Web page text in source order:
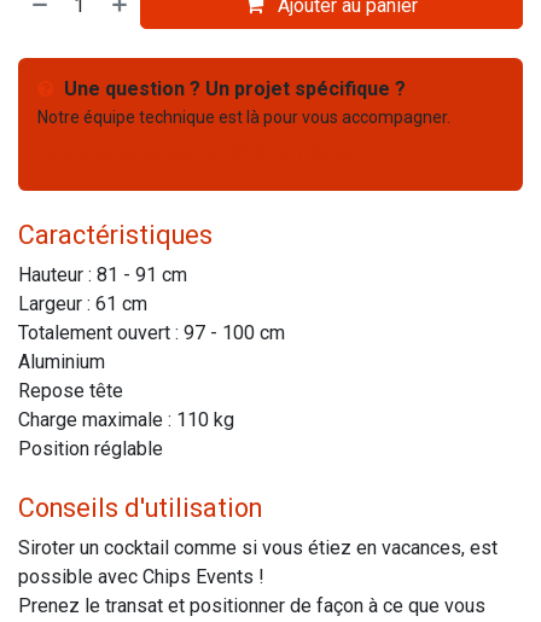
Ajouter au panier
Une question ? Un projet spécifique ?
Notre équipe technique est là pour vous accompagner.
Caractéristiques
Hauteur : 81 - 91 cm
Largeur : 61 cm
Totalement ouvert : 97 - 100 cm
Aluminium
Repose tête
Charge maximale : 110 kg
Position réglable
Conseils d'utilisation
Siroter un cocktail comme si vous étiez en vacances, est
possible avec Chips Events !
Prenez le transat et positionner de façon à ce que vous